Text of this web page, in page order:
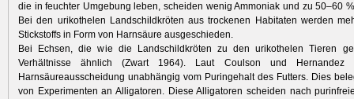
die in feuchter Umgebung leben, scheiden wenig Ammoniak und zu 50–60
Bei den urikothelen Landschildkröten aus trockenen Habitaten werden
Stickstoffs in Form von Harnsäure ausgeschieden.
Bei Echsen, die wie die Landschildkröten zu den urikothelen Tieren
Verhältnisse ähnlich (Zwart 1964). Laut Coulson und
Harnsäureausscheidung unabhängig vom Puringehalt des Futters. Dies
von Experimenten an Alligatoren. Diese Alligatoren scheiden nach